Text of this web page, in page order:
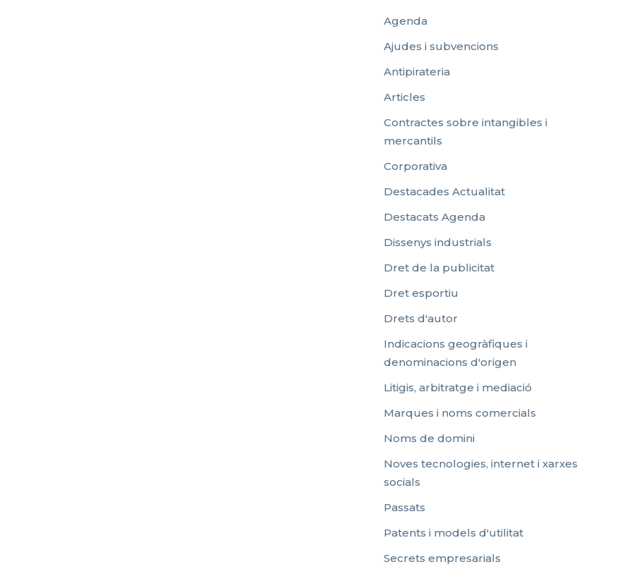
Agenda
Ajudes i subvencions
Antipirateria
Articles
Contractes sobre intangibles i
mercantils
Corporativa
Destacades Actualitat
Destacats Agenda
Dissenys industrials
Dret de la publicitat
Dret esportiu
Drets d'autor
Indicacions geogràfiques i
denominacions d'origen
Litigis, arbitratge i mediació
Marques i noms comercials
Noms de domini
Noves tecnologies, internet i xarxes
socials
Passats
Patents i models d'utilitat
Secrets empresarials